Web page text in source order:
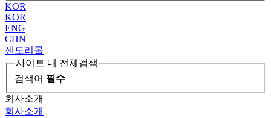
KOR
KOR
ENG
CHN
센도리몰
사이트 내 전체검색
검색어 필수
회사소개
회사소개